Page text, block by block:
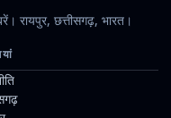
रायपुर, छत्तीसगढ़, भारत।